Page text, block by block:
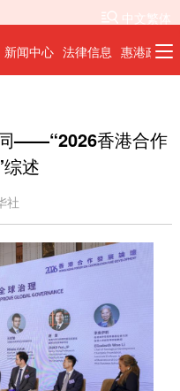
中文繁体
新闻中心 法律信息 惠港政策
——“2026香港合作
述
社